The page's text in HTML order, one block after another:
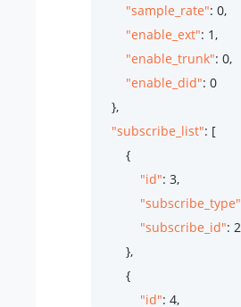
"sample_rate": 0,
"enable_ext": 1 ,
"enable_trunk": 0,
"enable_did": 0
    },
"subscribe_list": [
        {
"id": 3,
"subscribe_type"
"subscribe_id": 2
        },
        {
"id": 4,